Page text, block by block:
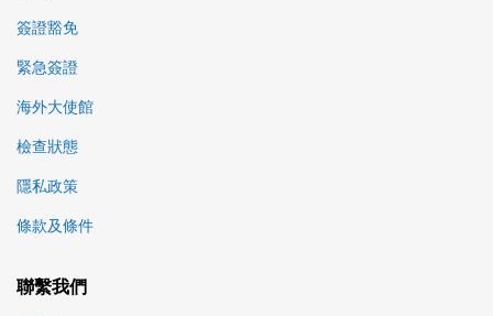
簽證豁免
緊急簽證
海外大使館
檢查狀態
隱私政策
條款及條件
聯繫我們